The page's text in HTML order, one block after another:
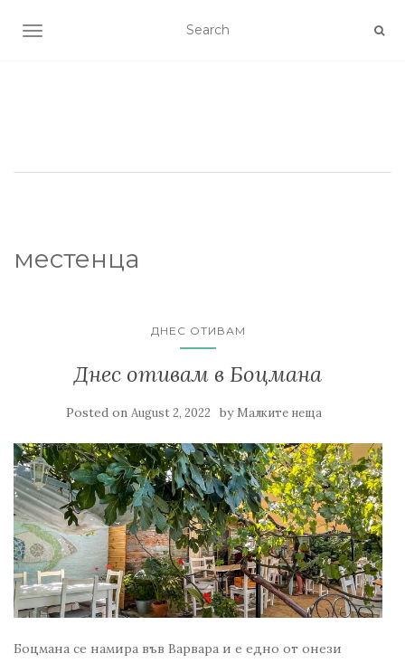
TOGGLE NAVIGATION
местенца
ДНЕС ОТИВАМ
Днес отивам в Боцмана
Posted on August 2, 2022 by Малките неща
Боцмана се намира във Варвара и е едно от онези